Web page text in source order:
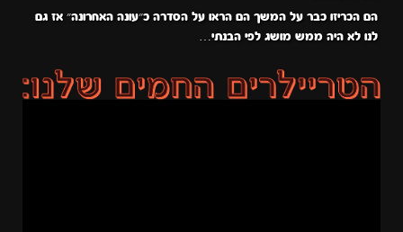
הם הכריזו כבר על המשך הם הראו על הסדרה כ״עונה האחרונה״ אז גם
לנו לא היה ממש מושג לפי הבנתי…